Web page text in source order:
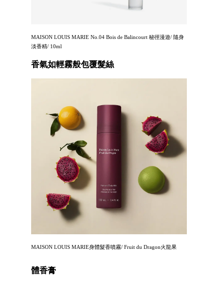
MAISON LOUIS MARIE No.04 Bois de Balincourt 秘徑漫遊/ 隨身
淡香精/ 10ml
香氣如輕霧般包覆髮絲
MAISON LOUIS MARIE身體髮香噴霧/ Fruit du Dragon火龍果
體香膏